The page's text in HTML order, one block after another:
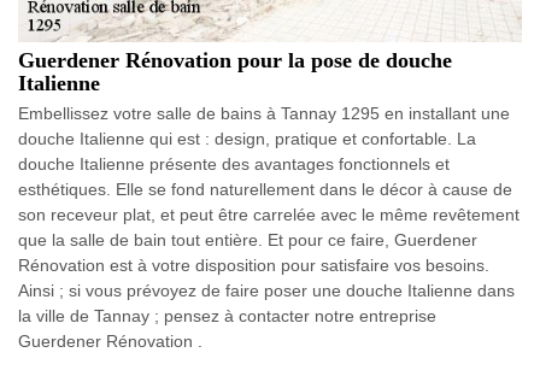
Guerdener Rénovation pour la pose de douche
Italienne
Embellissez votre salle de bains à Tannay 1295 en installant une
douche Italienne qui est : design, pratique et confortable. La
douche Italienne présente des avantages fonctionnels et
esthétiques. Elle se fond naturellement dans le décor à cause de
son receveur plat, et peut être carrelée avec le même revêtement
que la salle de bain tout entière. Et pour ce faire, Guerdener
Rénovation est à votre disposition pour satisfaire vos besoins.
Ainsi ; si vous prévoyez de faire poser une douche Italienne dans
la ville de Tannay ; pensez à contacter notre entreprise
Guerdener Rénovation .